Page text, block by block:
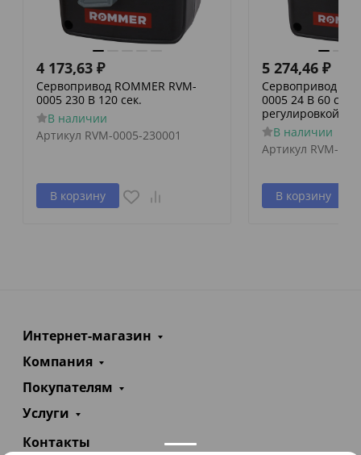
4 173,63 ₽
Сервопривод ROMMER RVM-
0005 230 В 120 сек.
В наличии
Артикул RVM-0005-230001
В корзину
5 274,46 ₽
Сервопривод
0005 24 В 60
регулировкой по
В наличии
Артикул RVM-
В корзину
Интернет-магазин
Компания
Покупателям
Услуги
Контакты